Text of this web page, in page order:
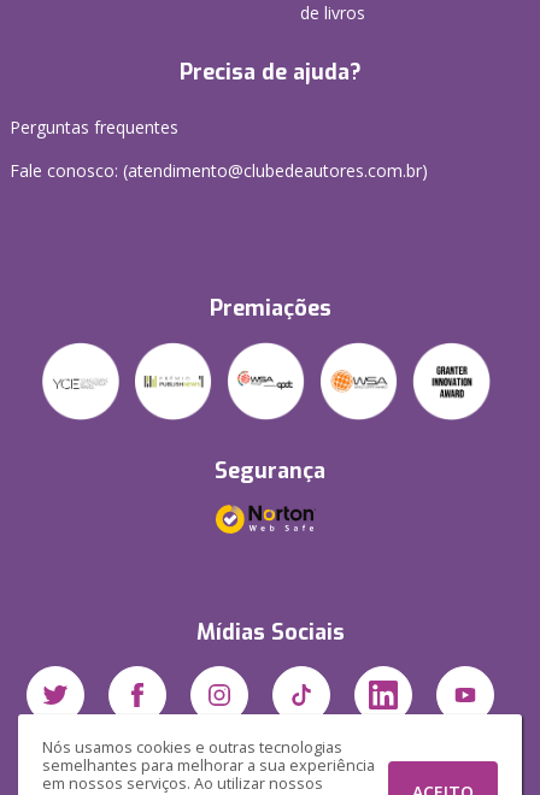
Nós usamos cookies e outras tecnologias
semelhantes para melhorar a sua experiência
em nossos serviços. Ao utilizar nossos
de livros
Precisa de ajuda?
Perguntas frequentes
Fale conosco: (atendimento@clubedeautores.com.br)
Premiações
Segurança
Mídias Sociais